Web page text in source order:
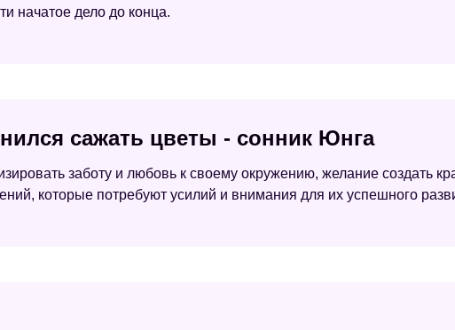
начатое дело до конца.
сажать цветы - сонник Юнга
заботу и любовь к своему окружению, желание создать
которые потребуют усилий и внимания для их успешного